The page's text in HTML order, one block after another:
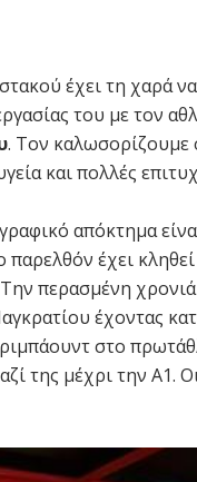
έχει τη χαρά
του με τον
. Tον καλωσορίζουμε
και πολλές
απόκτημα
παρελθόν έχει
περασμένη
έχοντας
στο
της μέχρι την Α1.